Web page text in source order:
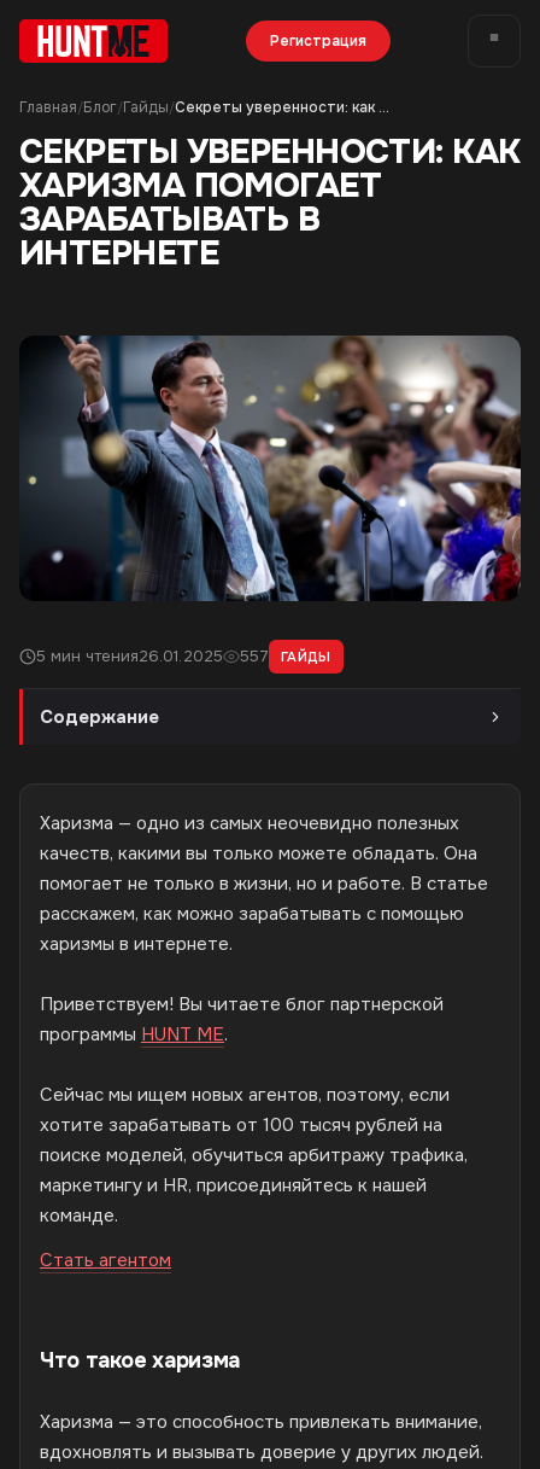
Регистрация
Главная/Блог/Гайды/ Секреты уверенности: как харизма помогает зарабатывать в интернете
СЕКРЕТЫ УВЕРЕННОСТИ: КАК
ХАРИЗМА ПОМОГАЕТ
ЗАРАБАТЫВАТЬ В
ИНТЕРНЕТЕ
5 мин чтения26.01.2025 557 ГАЙДЫ
Содержание
Харизма — одно из самых неочевидно полезных
качеств, какими вы только можете обладать. Она
помогает не только в жизни, но и работе. В статье
расскажем, как можно зарабатывать с помощью
харизмы в интернете.
Приветствуем! Вы читаете блог партнерской
программы HUNT ME.
Сейчас мы ищем новых агентов, поэтому, если
хотите зарабатывать от 100 тысяч рублей на
поиске моделей, обучиться арбитражу трафика,
маркетингу и HR, присоединяйтесь к нашей
команде.
Стать агентом
Что такое харизма
Харизма — это способность привлекать внимание,
вдохновлять и вызывать доверие у других людей.